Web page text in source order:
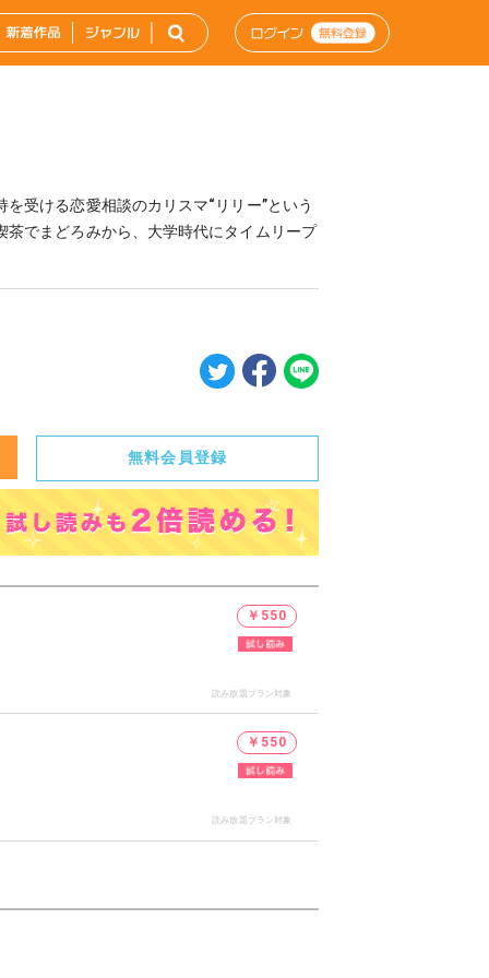
受ける恋愛相談のカリスマ“リリー”という
でまどろみから、大学時代にタイムリープ
無料会員登録
￥550
読み放題プラン対象
￥550
読み放題プラン対象